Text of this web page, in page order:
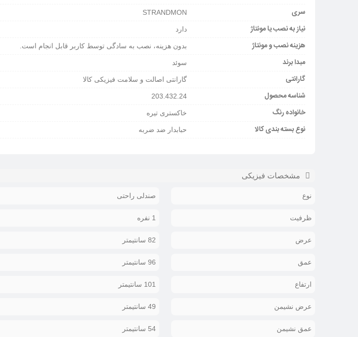
سری STRANDMON
نیاز به نصب یا مونتاژ دارد
هزینه نصب و مونتاژ بدون هزینه، نصب به سادگی توسط کاربر قابل انجام است.
مبدا برند سوئد
گارانتی گارانتی اصالت و سلامت فیزیکی کالا
شناسه محصول 203.432.24
خانواده رنگ خاکستری تیره
نوع بسته بندی کالا حبابدار ضد ضربه
مشخصات فیزیکی
نوع صندلی راحتی
ظرفیت 1 نفره
عرض 82 سانتیمتر
عمق 96 سانتیمتر
ارتفاع 101 سانتیمتر
عرض نشیمن 49 سانتیمتر
عمق نشیمن 54 سانتیمتر